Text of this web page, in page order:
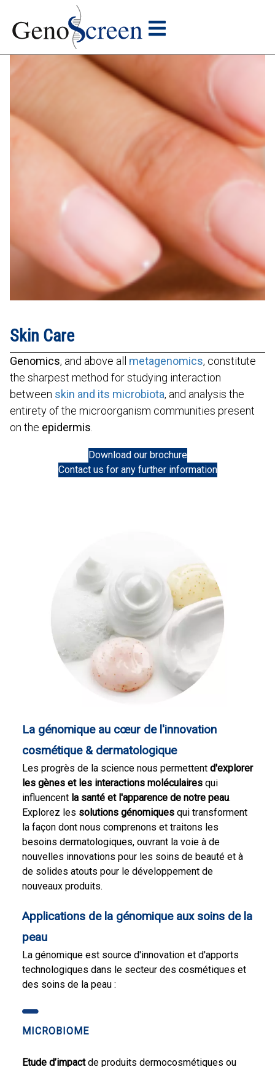
Skin Care
Genomics, and above all metagenomics, constitute
the sharpest method for studying interaction
between skin and its microbiota, and analysis the
entirety of the microorganism communities present
on the epidermis
Download our brochure
Contact us for any further information
La génomique au cœur de l'innovation
cosmétique & dermatologique
Les progrès de la science nous permettent d'explorer
les gènes et les interactions moléculaires qui
influencent la santé et l'apparence de notre peau.
Explorez les solutions génomiques qui transforment
la façon dont nous comprenons et traitons les
besoins dermatologiques, ouvrant la voie à de
nouvelles innovations pour les soins de beauté et à
de solides atouts pour le développement de
nouveaux produits.
Applications de la génomique aux soins de la
peau
La génomique est source d'innovation et d'apports
technologiques dans le secteur des cosmétiques et
des soins de la peau :
MICROBIOME
Etude d’impactde produits dermocosmétiques ou